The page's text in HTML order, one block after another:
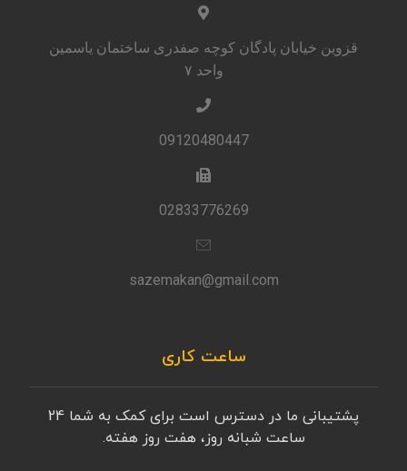
قزوین خیابان پادگان کوچه صفدری ساختمان یاسمین
واحد ۷
09120480447
02833776269
sazemakan@gmail.com
ساعت کاری
پشتیبانی ما در دسترس است برای کمک به شما 24
ساعت شبانه روز، هفت روز هفته.